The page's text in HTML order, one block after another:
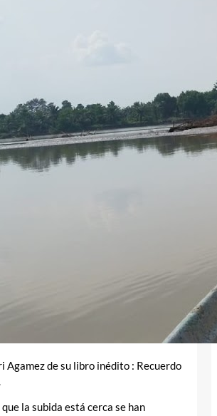
Agamez de su libro inédito : Recuerdo
la subida está cerca se han